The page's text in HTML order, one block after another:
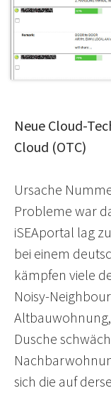
Neue Cloud-
Cloud (OTC)
Ursache
Probleme war
iSEAportal lag
bei einem
kämpfen viele
Noisy-
Dusche
sich die auf